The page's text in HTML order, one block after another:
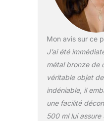
Mon avis sur ce
J’ai été
métal bronze de
véritable objet
indéniable, il
une facilité
500 ml lui assure